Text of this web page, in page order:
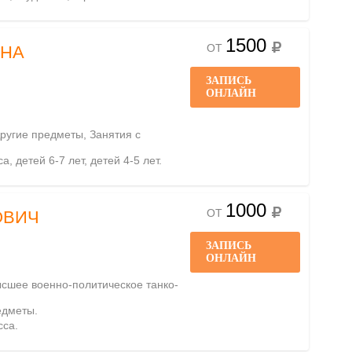
предметы, Занятия с
детей 6-7 лет, детей 4-5 лет.
ОТ 1500
ЗАПИСЬ
ОНЛАЙН
военно-политическое танко-
ОТ 1000
ЗАПИСЬ
ОНЛАЙН